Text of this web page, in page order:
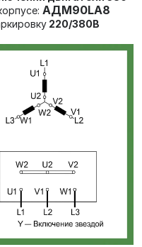
АДМ90LA8
220/380В